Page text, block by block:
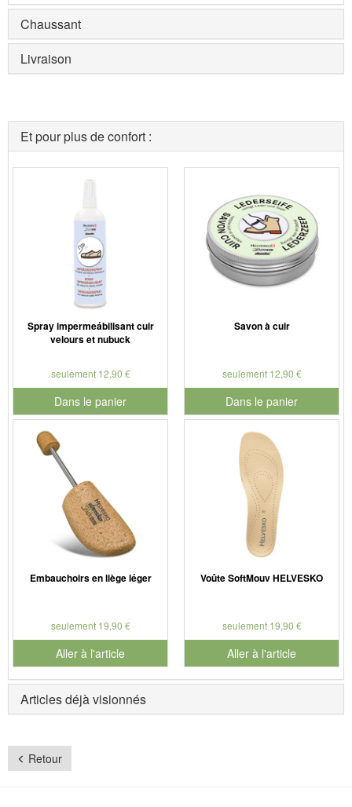
Chaussant
Livraison
Et pour plus de confort :
Spray impermeábilisant cuir
velours et nubuck
seulement 12,90 €
Dans le panier
pour le numéro de produit 901179
Savon à cuir
seulement 12,90 €
Dans le panier
pour le numéro de produit
Embauchoirs en liège léger
seulement 19,90 €
Aller à l'article
Voûte SoftMouv HELVESKO
seulement 19,90 €
Aller à l'article
Articles déjà visionnés
Retour